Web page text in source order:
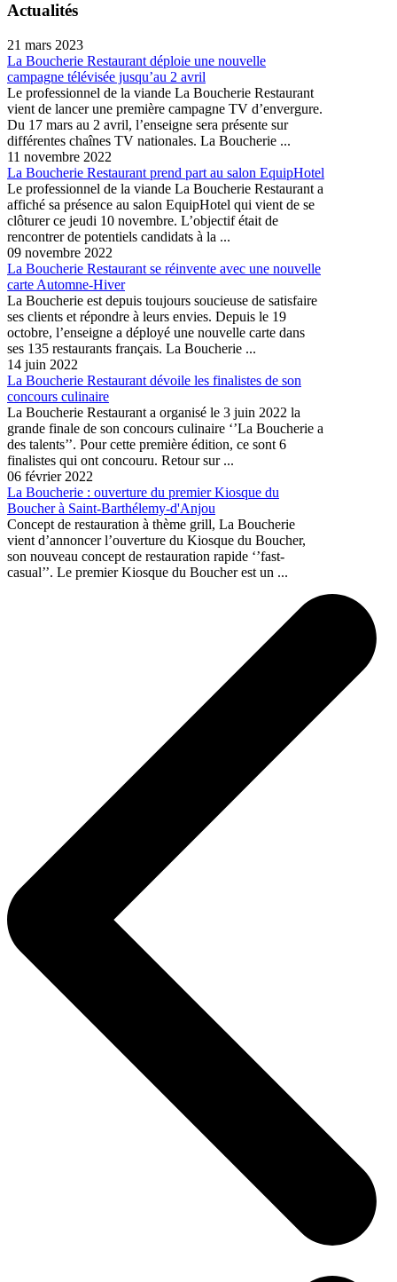
Actualités
21 mars 2023
La Boucherie Restaurant déploie une nouvelle
campagne télévisée jusqu’au 2 avril
Le professionnel de la viande La Boucherie Restaurant
vient de lancer une première campagne TV d’envergure.
Du 17 mars au 2 avril, l’enseigne sera présente sur
différentes chaînes TV nationales. La Boucherie ...
11 novembre 2022
La Boucherie Restaurant prend part au salon EquipHotel
Le professionnel de la viande La Boucherie Restaurant a
affiché sa présence au salon EquipHotel qui vient de se
clôturer ce jeudi 10 novembre. L’objectif était de
rencontrer de potentiels candidats à la ...
09 novembre 2022
La Boucherie Restaurant se réinvente avec une nouvelle
carte Automne-Hiver
La Boucherie est depuis toujours soucieuse de satisfaire
ses clients et répondre à leurs envies. Depuis le 19
octobre, l’enseigne a déployé une nouvelle carte dans
ses 135 restaurants français. La Boucherie ...
14 juin 2022
La Boucherie Restaurant dévoile les finalistes de son
concours culinaire
La Boucherie Restaurant a organisé le 3 juin 2022 la
grande finale de son concours culinaire ‘’La Boucherie a
des talents’’. Pour cette première édition, ce sont 6
finalistes qui ont concouru. Retour sur ...
06 février 2022
La Boucherie : ouverture du premier Kiosque du
Boucher à Saint-Barthélemy-d'Anjou
Concept de restauration à thème grill, La Boucherie
vient d’annoncer l’ouverture du Kiosque du Boucher,
son nouveau concept de restauration rapide ‘’fast-
casual’’. Le premier Kiosque du Boucher est un ...